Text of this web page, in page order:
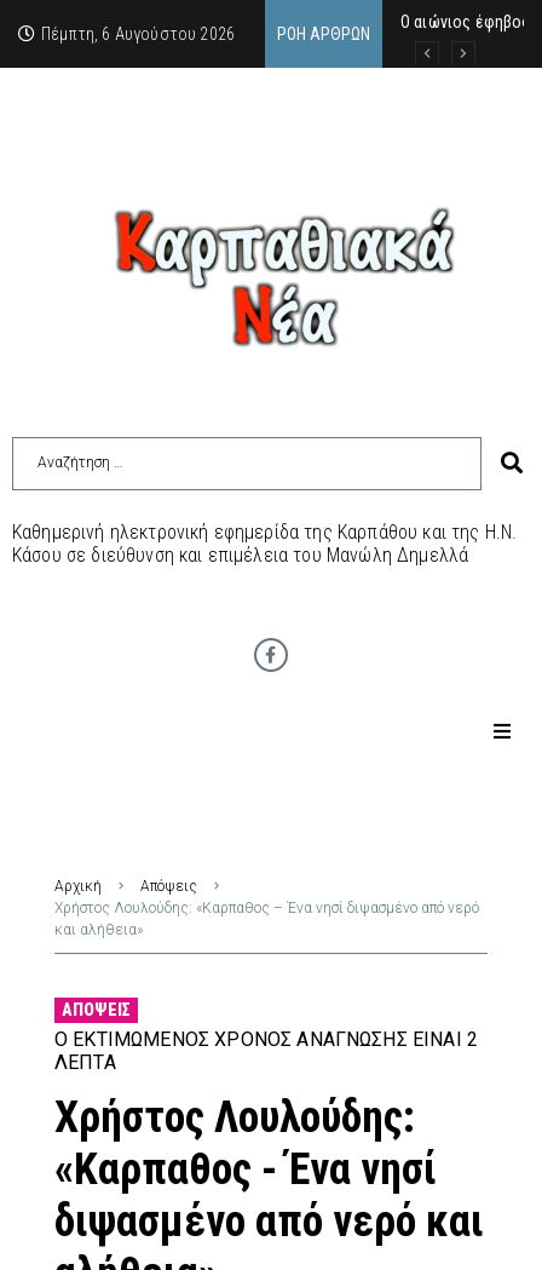
Πέμπτη, 6 Αυγούστου 2026 ΡΟΉ ΆΡΘΡΩΝ
Ο αιώνιος έφηβος
Δικαστική
Άμεση
Καθημερινή ηλεκτρονική εφημερίδα της Καρπάθου και της Η.Ν.
Κάσου σε διεύθυνση και επιμέλεια του Μανώλη Δημελλά
Αρχική
Απόψεις
Χρήστος Λουλούδης: «Καρπαθος – Ένα νησί διψασμένο από νερό
και αλήθεια»
ΑΠΌΨΕΙΣ
Ο ΕΚΤΙΜΏΜΕΝΟΣ ΧΡΌΝΟΣ ΑΝΆΓΝΩΣΗΣ ΕΊΝΑΙ 2
ΛΕΠΤΆ
Χρήστος Λουλούδης:
«Καρπαθος - Ένα νησί
διψασμένο από νερό και